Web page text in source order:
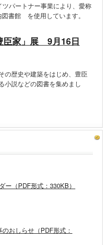
パートナー事業により、愛称
書館 を使用しています。
臣家」展 9月16日
の歴史や建築をはじめ、豊臣
小説などの図書を集めまし
ー（PDF形式：330KB）
おしらせ（PDF形式：